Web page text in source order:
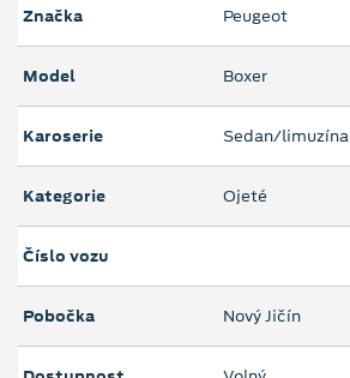
Značka Peugeot
Model Boxer
Karoserie Sedan/limuzína
Kategorie Ojeté
Číslo vozu
Pobočka Nový Jičín